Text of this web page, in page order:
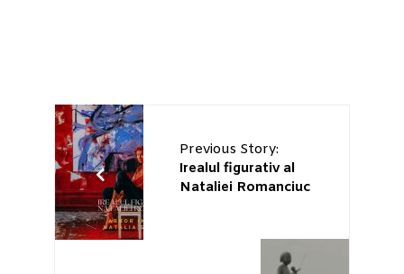
Previous Story:
Irealul figurativ al
Nataliei Romanciuc